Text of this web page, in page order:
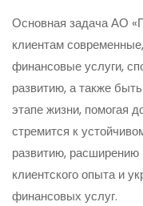
Основная задача АО
клиентам
финансовые услуги,
развитию, а также
этапе жизни, помогая
стремится к
развитию,
клиентского опыта и
финансовых услуг.